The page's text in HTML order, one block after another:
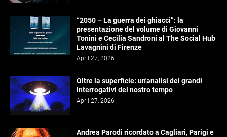
“2050 – La guerra dei ghiacci”: la
presentazione del volume di Giovanni
Tonini e Cecilia Sandroni al The Social Hub
Lavagnini di Firenze
April 27, 2026
Oltre la superficie: un'analisi dei grandi
interrogativi del nostro tempo
April 27, 2026
Andrea Parodi ricordato a Cagliari, Parigi e